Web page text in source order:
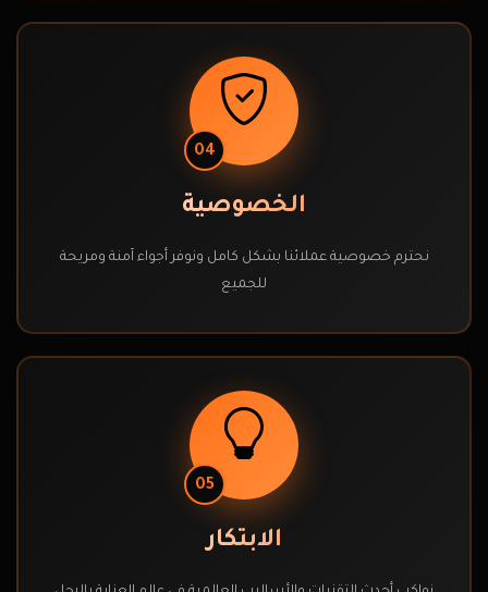
04
الخصوصية
نحترم خصوصية عملائنا بشكل كامل ونوفر أجواء آمنة ومريحة
للجميع
05
الابتكار